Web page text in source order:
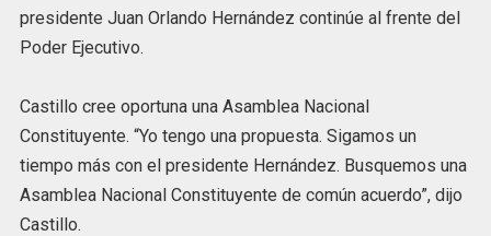
presidente Juan Orlando Hernández continúe al frente del
Poder Ejecutivo.
Castillo cree oportuna una Asamblea Nacional
Constituyente. “Yo tengo una propuesta. Sigamos un
tiempo más con el presidente Hernández. Busquemos una
Asamblea Nacional Constituyente de común acuerdo”, dijo
Castillo.